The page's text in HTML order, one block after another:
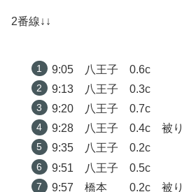
2番線↓↓
9:05 八王子 0.6c
9:13 八王子 0.3c
9:20 八王子 0.7c
9:28 八王子 0.4c 被り
9:35 八王子 0.2c
9:51 八王子 0.5c
9:57 橋本 0.2c 被り